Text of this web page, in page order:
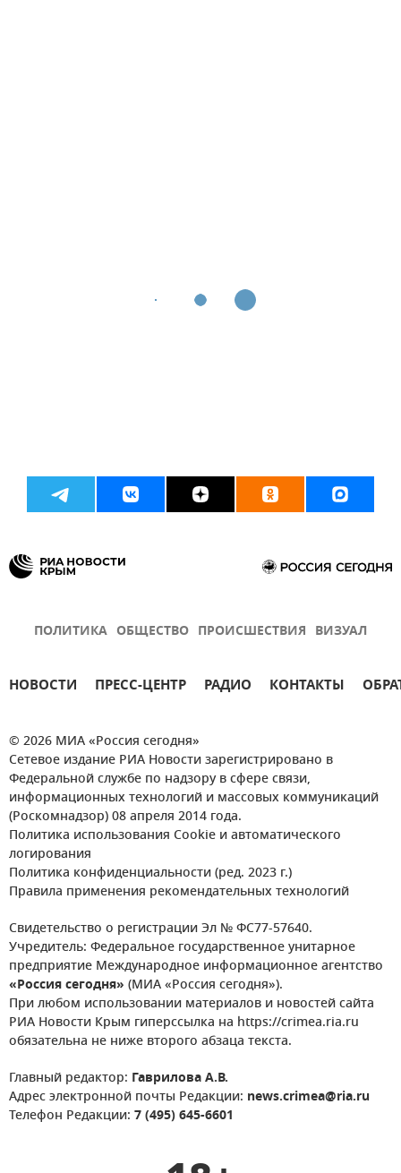
ПОЛИТИКА ОБЩЕСТВО ПРОИСШЕСТВИЯ ВИЗУАЛ
НОВОСТИ ПРЕСС-ЦЕНТР РАДИО КОНТАКТЫ
© 2026 МИА «Россия сегодня»
Сетевое издание РИА Новости зарегистрировано в
Федеральной службе по надзору в сфере связи,
информационных технологий и массовых коммуникаций
(Роскомнадзор) 08 апреля 2014 года.
Политика использования Cookie и автоматического
логирования
Политика конфиденциальности (ред. 2023 г.)
Правила применения рекомендательных технологий
Свидетельство о регистрации Эл № ФС77-57640.
Учредитель: Федеральное государственное унитарное
предприятие Международное информационное агентство
«Россия сегодня» (МИА «Россия сегодня»).
При любом использовании материалов и новостей сайта
РИА Новости Крым гиперссылка на https://crimea.ria.ru
обязательна не ниже второго абзаца текста.
Главный редактор: Гаврилова А.В.
Адрес электронной почты Редакции: news.crimea@ria.ru
Телефон Редакции: 7 (495) 645-6601